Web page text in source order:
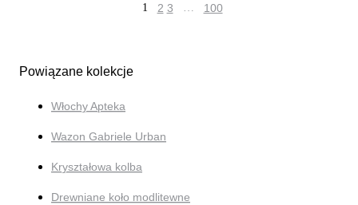
1 2 3 … 100
Powiązane kolekcje
Włochy Apteka
Wazon Gabriele Urban
Kryształowa kolba
Drewniane koło modlitewne